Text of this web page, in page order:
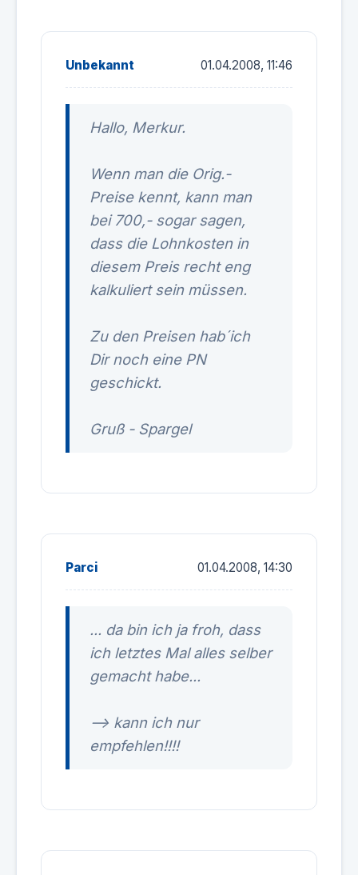
Unbekannt 01.04.2008, 11:46
Hallo, Merkur.
Wenn man die Orig.-
Preise kennt, kann man
bei 700,- sogar sagen,
dass die Lohnkosten in
diesem Preis recht eng
kalkuliert sein müssen.
Zu den Preisen hab´ich
Dir noch eine PN
geschickt.
Gruß - Spargel
Parci 01.04.2008, 14:30
... da bin ich ja froh, dass
ich letztes Mal alles selber
gemacht habe...
--> kann ich nur
empfehlen!!!!